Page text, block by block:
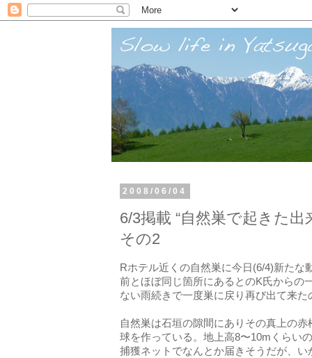
2008/06/04
6/3掲載 “自然巣で起きた出
その2
Rホテル近くの自然巣に今日(6/4)新たな
前とほぼ同じ箇所にあるとのK氏からの
ない雨続きで一度巣に戻り再び出て来
自然巣は石垣の隙間にありその真上の
球を作っている。地上高8〜10mくらい
捕獲ネットでなんとか届きそうだが、